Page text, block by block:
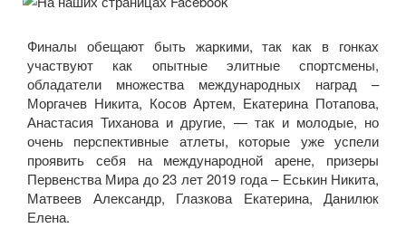
Финалы обещают быть жаркими, так как в гонках
участвуют как опытные элитные спортсмены,
обладатели множества международных наград –
Моргачев Никита, Косов Артем, Екатерина Потапова,
Анастасия Тиханова и другие, — так и молодые, но
очень перспективные атлеты, которые уже успели
проявить себя на международной арене, призеры
Первенства Мира до 23 лет 2019 года – Еськин Никита,
Матвеев Александр, Глазкова Екатерина, Данилюк
Елена.